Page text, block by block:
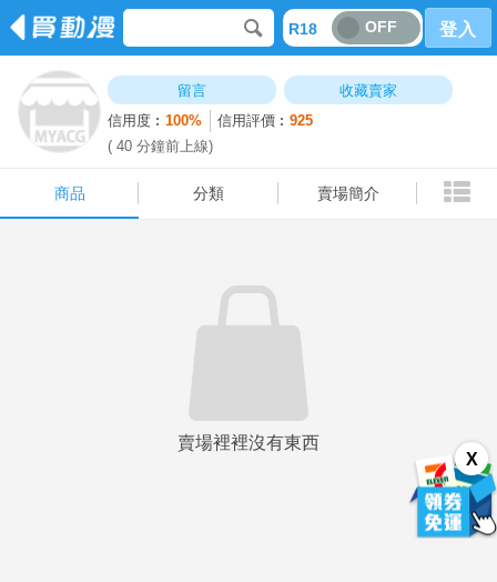
R18 OFF 登入
留言
收藏賣家
信用度︰100% 信用評價︰925
( 40 分鐘前上線)
商品 分類 賣場簡介
X
賣場裡裡沒有東西
商品 分類 賣場簡介